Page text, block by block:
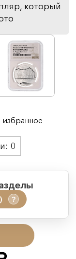
который
) ?
00:01
23:59
0
избранное